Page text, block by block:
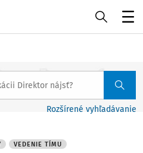
Rozšírené vyhľadávanie
VEDENIE TÍMU